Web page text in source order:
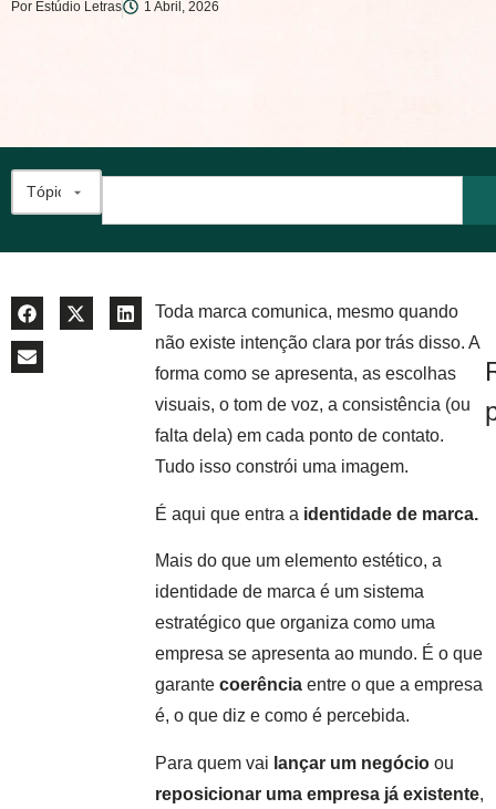
Por Estúdio Letras 1 Abril, 2026
Toda marca comunica, mesmo quando
não existe intenção clara por trás disso. A
forma como se apresenta, as escolhas
visuais, o tom de voz, a consistência (ou
falta dela) em cada ponto de contato.
Tudo isso constrói uma imagem.
É aqui que entra a identidade de marca.
Mais do que um elemento estético, a
identidade de marca é um sistema
estratégico que organiza como uma
empresa se apresenta ao mundo. É o que
garante coerênciaentre o que a empresa
é, o que diz e como é percebida.
Para quem vai lançar um negócioou
reposicionar uma empresa já existente,